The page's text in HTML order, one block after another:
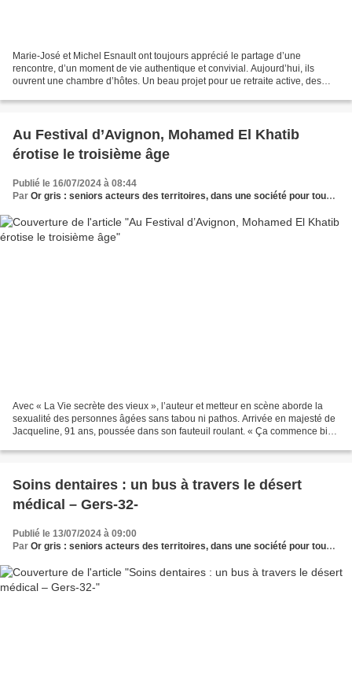
Marie-José et Michel Esnault ont toujours apprécié le partage d’une
rencontre, d’un moment de vie authentique et convivial. Aujourd’hui, ils
ouvrent une chambre d’hôtes. Un beau projet pour ue retraite active, des
Au Festival d’Avignon, Mohamed El Khatib
érotise le troisième âge
Publié le 16/07/2024 à 08:44
Par Or gris : seniors acteurs des territoires, dans une société pour tous les âges
Avec « La Vie secrète des vieux », l’auteur et metteur en scène aborde la
sexualité des personnes âgées sans tabou ni pathos. Arrivée en majesté de
Jacqueline, 91 ans, poussée dans son fauteuil roulant. « Ça commence bien
Soins dentaires : un bus à travers le désert
médical – Gers-32-
Publié le 13/07/2024 à 09:00
Par Or gris : seniors acteurs des territoires, dans une société pour tous les âges